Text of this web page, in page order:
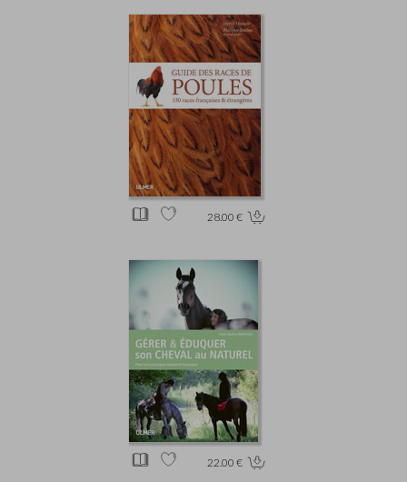
28.00 €
22.00 €